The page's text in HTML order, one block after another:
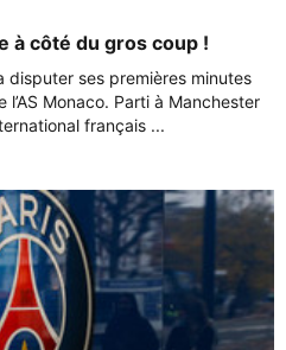
à côté du gros coup !
disputer ses premières minutes
Monaco. Parti à Manchester
français ...